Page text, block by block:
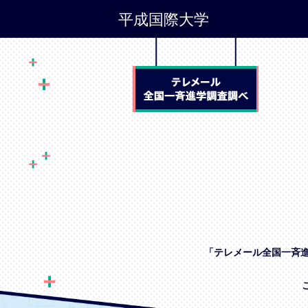
平成国際大学
「テレメール全国一斉